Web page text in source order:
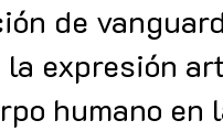
de
expresión
humano en